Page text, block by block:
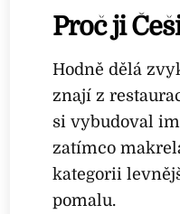
Proč ji
Hodně dělá
znají z
si vybudoval
zatímco
kategorii
pomalu.